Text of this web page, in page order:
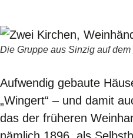
Die Gruppe aus Sinzig auf dem
Aufwendig gebaute
„Wingert“ – und damit
das der früheren